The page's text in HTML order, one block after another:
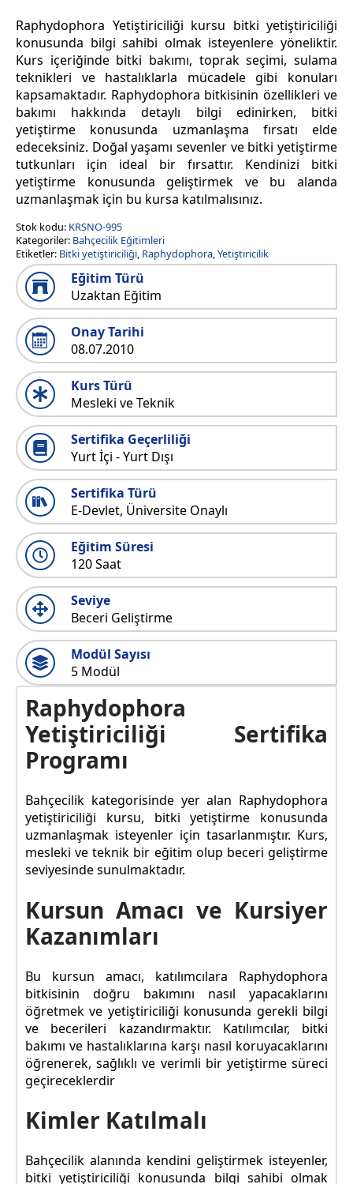
Raphydophora Yetiştiriciliği kursu bitki yetiştiriciliği
konusunda bilgi sahibi olmak isteyenlere yöneliktir.
Kurs içeriğinde bitki bakımı, toprak seçimi, sulama
teknikleri ve hastalıklarla mücadele gibi konuları
kapsamaktadır. Raphydophora bitkisinin özellikleri ve
bakımı hakkında detaylı bilgi edinirken, bitki
yetiştirme konusunda uzmanlaşma fırsatı elde
edeceksiniz. Doğal yaşamı sevenler ve bitki yetiştirme
tutkunları için ideal bir fırsattır. Kendinizi bitki
yetiştirme konusunda geliştirmek ve bu alanda
uzmanlaşmak için bu kursa katılmalısınız.
Stok kodu: KRSNO-995
Kategoriler: Bahçecilik Eğitimleri
Etiketler: Bitki yetiştiriciliği, Raphydophora,Yetiştiricilik
Eğitim Türü
Uzaktan Eğitim
Onay Tarihi
08.07.2010
Kurs Türü
Mesleki ve Teknik
Sertifika Geçerliliği
Yurt İçi - Yurt Dışı
Sertifika Türü
E-Devlet, Üniversite Onaylı
Eğitim Süresi
120 Saat
Seviye
Beceri Geliştirme
Modül Sayısı
5 Modül
Raphydophora
Yetiştiriciliği Sertifika
Programı
Bahçecilik kategorisinde yer alan Raphydophora
yetiştiriciliği kursu, bitki yetiştirme konusunda
uzmanlaşmak isteyenler için tasarlanmıştır. Kurs,
mesleki ve teknik bir eğitim olup beceri geliştirme
seviyesinde sunulmaktadır.
Kursun Amacı ve Kursiyer
Kazanımları
Bu kursun amacı, katılımcılara Raphydophora
bitkisinin doğru bakımını nasıl yapacaklarını
öğretmek ve yetiştiriciliği konusunda gerekli bilgi
ve becerileri kazandırmaktır. Katılımcılar, bitki
bakımı ve hastalıklarına karşı nasıl koruyacaklarını
öğrenerek, sağlıklı ve verimli bir yetiştirme süreci
geçireceklerdir
Kimler Katılmalı
Bahçecilik alanında kendini geliştirmek isteyenler,
bitki yetiştiriciliği konusunda bilgi sahibi olmak